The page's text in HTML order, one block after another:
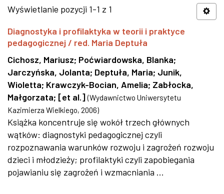
Wyświetlanie pozycji 1-1 z 1
Diagnostyka i profilaktyka w teorii i praktyce
pedagogicznej / red. Maria Deptuła
Cichosz, Mariusz; Poćwiardowska, Blanka;
Jarczyńska, Jolanta; Deptuła, Maria; Junik,
Wioletta; Krawczyk-Bocian, Amelia; Zabłocka,
Małgorzata; [et al.] (Wydawnictwo Uniwersytetu
Kazimierza Wielkiego, 2006)
Książka koncentruje się wokół trzech głównych
wątków: diagnostyki pedagogicznej czyli
rozpoznawania warunków rozwoju i zagrożeń rozwoju
dzieci i młodzieży; profilaktyki czyli zapobiegania
pojawianiu się zagrożeń i wzmacniania ...